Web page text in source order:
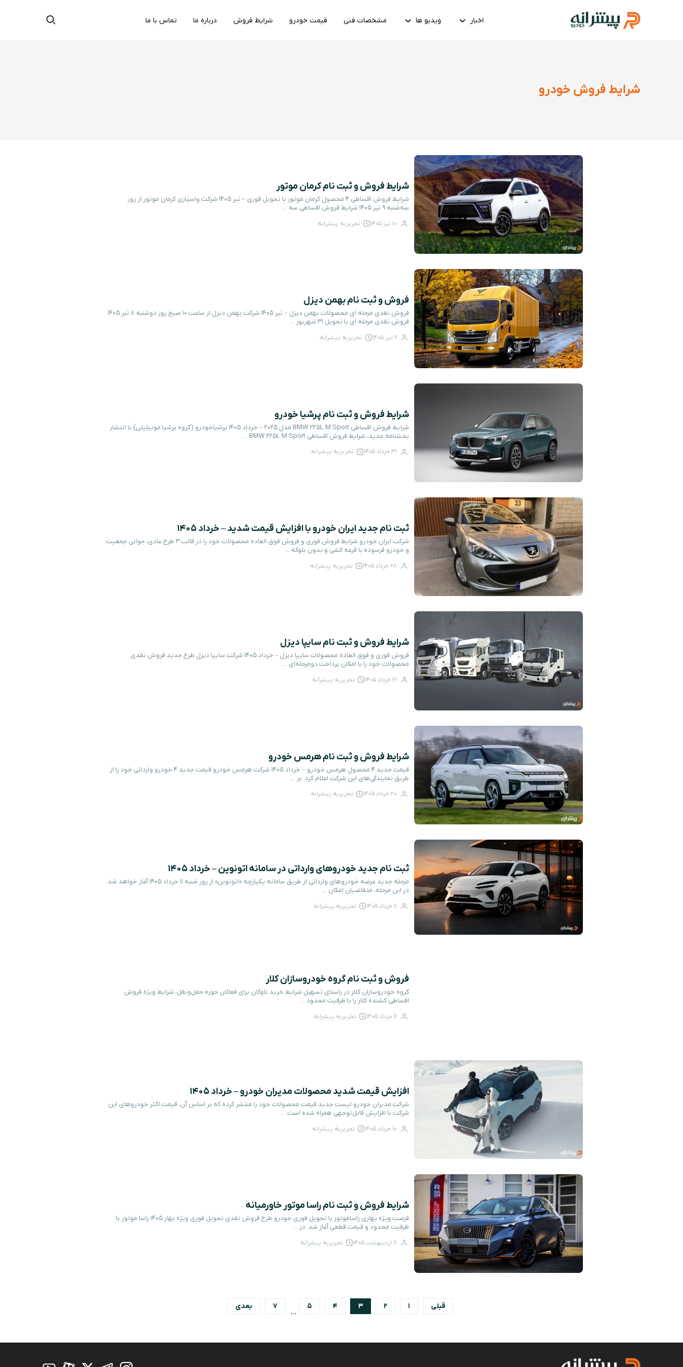
اخبار ویدیو ها مشخصات فنی قیمت خودرو شرایط فروش درباره ما تماس با ما
شرایط فروش خودرو
شرایط فروش و ثبت نام کرمان موتور
شرایط فروش اقساطی ۴ محصول کرمان موتور با تحویل فوری – تیر ۱۴۰۵ شرکت واسپاری کرمان موتور از روز
سه‌شنبه ۹ تیر ۱۴۰۵ شرایط فروش اقساطی سه ...
10 تیر 1405 تحریریه پیشرانه
فروش و ثبت نام بهمن دیزل
فروش نقدی مرحله ای محصولات بهمن دیزل – تیر ۱۴۰۵ شرکت بهمن دیزل از ساعت ۱۰ صبح روز دوشنبه ۸ تیر ۱۴۰۵
فروش نقدی مرحله ای با تحویل ۳۱ شهریور ...
9 تیر 1405 تحریریه پیشرانه
شرایط فروش و ثبت نام پرشیا خودرو
شرایط فروش اقساطی BMW 225L M Sport مدل 2025 – خرداد ۱۴۰۵ پرشیاخودرو (گروه پرشیا موبیلیتی) با انتشار
بخشنامه جدید، شرایط فروش اقساطی BMW 225L M Sport ...
31 خرداد 1405 تحریریه پیشرانه
ثبت نام جدید ایران خودرو با افزایش قیمت شدید – خرداد 1405
شرکت ایران خودرو شرایط فروش فوری و فروش فوق العاده محصولات خود را در قالب 3 طرح عادی، جوانی جمعیت
و خودرو فرسوده با قرعه کشی و بدون بلوکه ...
28 خرداد 1405 تحریریه پیشرانه
شرایط فروش و ثبت نام سایپا دیزل
فروش فوری و فوق العاده محصولات سایپا دیزل – خرداد ۱۴۰۵ شرکت سایپا دیزل طرح جدید فروش نقدی
محصولات خود را با امکان پرداخت دومرحله‌ای ...
21 خرداد 1405 تحریریه پیشرانه
شرایط فروش و ثبت نام هرمس خودرو
قیمت جدید 4 محصول هرمس خودرو – خرداد 1405 شرکت هرمس خودرو قیمت جدید ۴ خودرو وارداتی خود را از
طریق نمایندگی‌های این شرکت اعلام کرد. بر ...
20 خرداد 1405 تحریریه پیشرانه
ثبت نام جدید خودروهای وارداتی در سامانه اتونوین – خرداد 1405
مرحله جدید عرضه خودروهای وارداتی از طریق سامانه یکپارچه «اتونوین» از روز شنبه ۱۱ خرداد ۱۴۰۵ آغاز خواهد شد.
در این مرحله، متقاضیان امکان ...
11 خرداد 1405 تحریریه پیشرانه
فروش و ثبت نام گروه خودروسازان کلار
گروه خودروسازان کلار در راستای تسهیل شرایط خرید ناوگان برای فعالان حوزه حمل‌ونقل، شرایط ویژه فروش
اقساطی کشنده کلار را با ظرفیت محدود ...
11 خرداد 1405 تحریریه پیشرانه
افزایش قیمت شدید محصولات مدیران خودرو – خرداد 1405
شرکت مدیران خودرو لیست جدید قیمت محصولات خود را منتشر کرده که بر اساس آن، قیمت اکثر خودروهای این
شرکت با افزایش قابل‌توجهی همراه شده است. ...
10 خرداد 1405 تحریریه پیشرانه
شرایط فروش و ثبت نام راسا موتور خاورمیانه
فرصت ویژه بهاری راساموتور با تحویل فوری خودرو طرح فروش نقدی تحویل فوری ویژه بهار ۱۴۰۵ راسا موتور با
ظرفیت محدود و قیمت قطعی آغاز شد. در ...
8 اردیبهشت 1405 تحریریه پیشرانه
قبلی 1
2
3
4
5
…
7 بعدی